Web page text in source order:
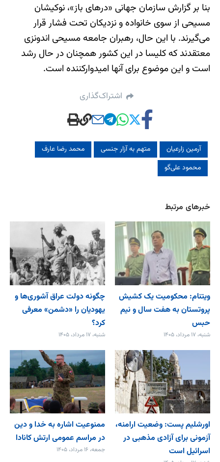
بنا بر گزارش سازمان جهانی «درهای باز»، نوکیشان
مسیحی از سوی خانواده و نزدیکان تحت فشار قرار
می‌گیرند. با این حال، رهبران جامعه مسیحی اندونزی
معتقدند که کلیسا در این کشور همچنان در حال رشد
است و این موضوع برای آنها امیدوارکننده است.
اشتراک‌گذاری
آرمین زارعیان متهم به آزار جنسی
محمد رضا عارف
محمود علی‌گو
خبرهای مرتبط
ویتنام: محکومیت یک کشیش
پروتستان به هفت سال و نیم
حبس
شنبه، ۱۷ مرداد، ۱۴۰۵
چگونه دولت عراق آشوری‌ها و
یهودیان را «دشمن» معرفی
کرد؟
شنبه، ۱۷ مرداد، ۱۴۰۵
اورشلیم پست: وضعیت ارامنه،
آزمونی برای آزادی مذهبی در
اسرائیل است
ممنوعیت اشاره به خدا و دین
در مراسم عمومی ارتش کانادا
جمعه، ۱۶ مرداد، ۱۴۰۵